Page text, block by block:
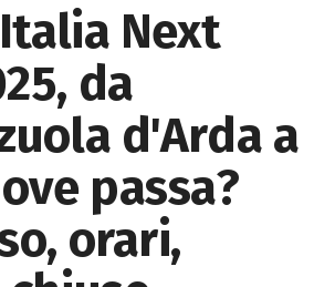
Next
da
d'Arda a
passa?
orari,